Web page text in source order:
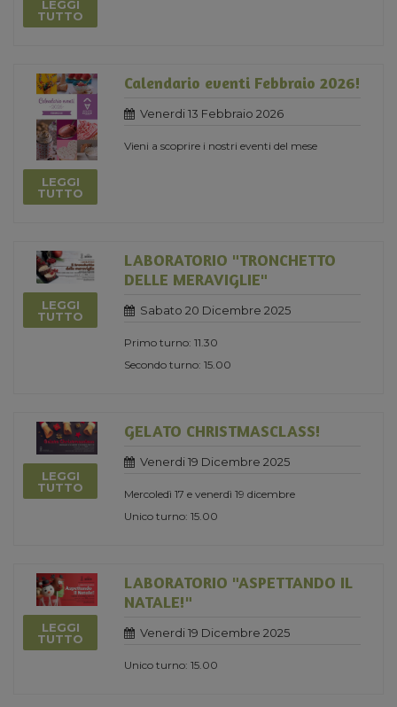
LEGGI
TUTTO
LEGGI
TUTTO
Calendario eventi Febbraio 2026!
Venerdi 13 Febbraio 2026
Vieni a scoprire i nostri eventi del mese
LEGGI
TUTTO
LABORATORIO "TRONCHETTO
DELLE MERAVIGLIE"
Sabato 20 Dicembre 2025
Primo turno: 11.30
Secondo turno: 15.00
LEGGI
TUTTO
GELATO CHRISTMASCLASS!
Venerdi 19 Dicembre 2025
Mercoledì 17 e venerdì 19 dicembre
Unico turno: 15.00
LEGGI
TUTTO
LABORATORIO "ASPETTANDO IL
NATALE!"
Venerdi 19 Dicembre 2025
Unico turno: 15.00